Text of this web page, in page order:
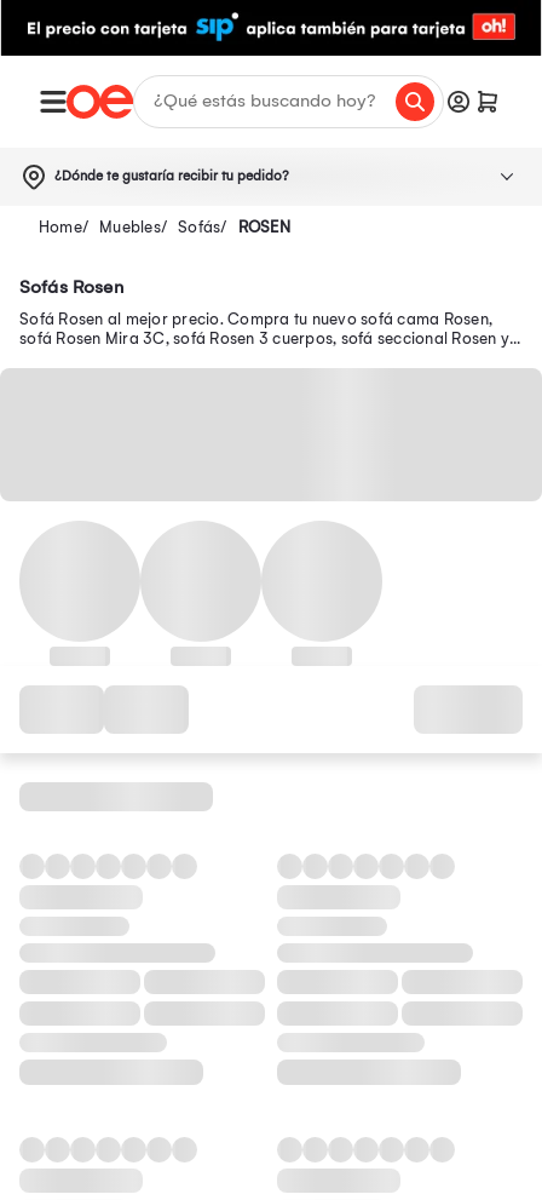
¿Dónde te gustaría recibir tu pedido?
Muebles Sofás ROSEN
Sofás Rosen
Sofá Rosen al mejor precio. Compra tu nuevo sofá cama Rosen,
sofá Rosen Mira 3C, sofá Rosen 3 cuerpos, sofá seccional Rosen y